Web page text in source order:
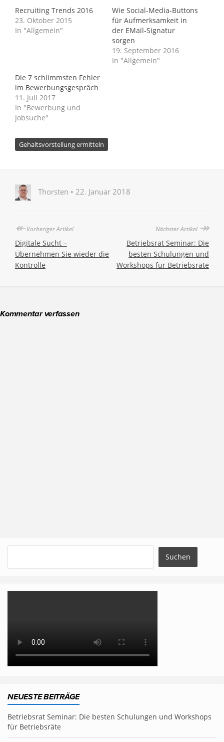
neuem
Fenster
geöffnet)
neuem
Fenster
geöffnet)
neuem
Fenster
neuem
Fenster
geöffnet)
neuem
Fenster
geöffnet)
Mail
zu
senden
(Wird
in
geöffnet)
Recruiting Trends 2016
23. Oktober 2015
In "Allgemein"
Wie Social-Media-Buttons
für Aufmerksamkeit in
der EMail-Signatur
sorgen
19. September 2016
In "Allgemein"
Die 7 schlimmsten Fehler
im Bewerbungsgespräch
11. Juli 2017
In "Bewerbung und
Jobsuche"
Gehaltsvorstellung ermitteln
Thorsten • 22. Januar 2018
↞Vorheriger Artikel
Digitale Sucht –
Übernehmen Sie wieder die
Kontrolle
Nächster Artikel ↠
Betriebsrat Seminar: Die
besten Schulungen und
Workshops für Betriebsräte
Kommentar verfassen
NEUESTE BEITRÄGE
Betriebsrat Seminar: Die besten Schulungen und Workshops
für Betriebsräte